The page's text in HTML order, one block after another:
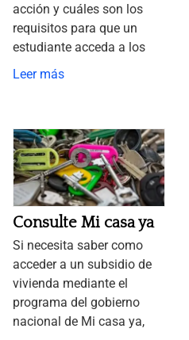
acción y cuáles son los
requisitos para que un
estudiante acceda a los
Leer más
Consulte Mi casa ya
Si necesita saber como
acceder a un subsidio de
vivienda mediante el
programa del gobierno
nacional de Mi casa ya,